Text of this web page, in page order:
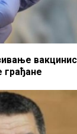
грађане